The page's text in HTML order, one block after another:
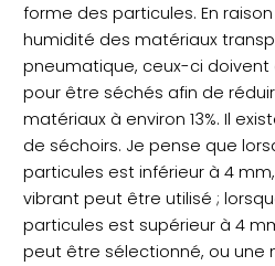
forme des particules. En
humidité des matériaux
pneumatique, ceux-ci doivent
pour être séchés afin de
matériaux à environ 13%. Il
de séchoirs. Je pense que
particules est inférieur à 4
vibrant peut être utilisé ;
particules est supérieur à 4
peut être sélectionné, ou